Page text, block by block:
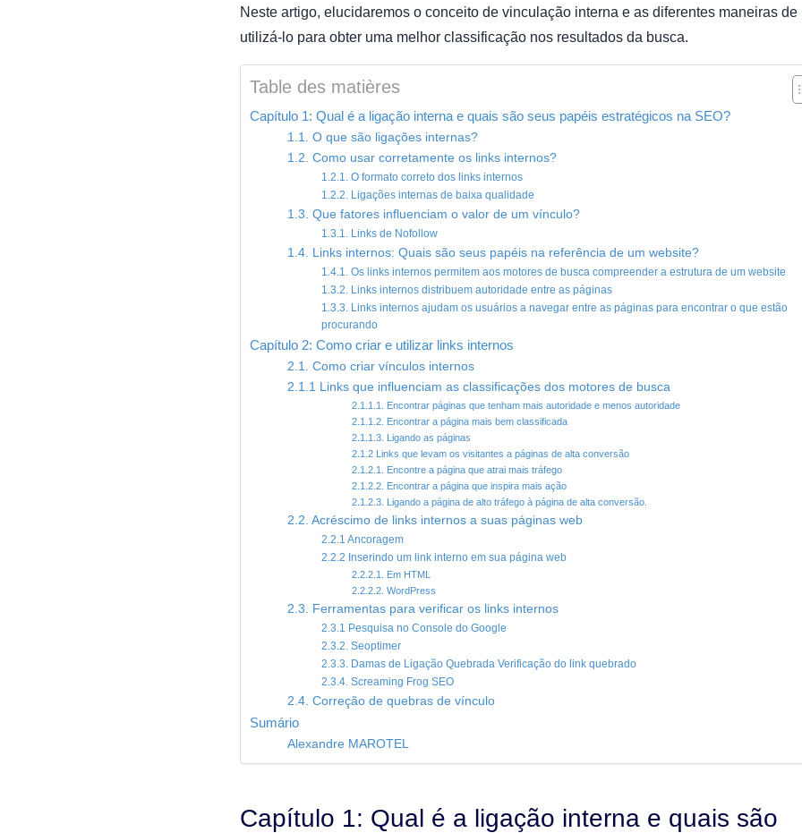
Neste artigo, elucidaremos o conceito de vinculação interna e as diferentes maneiras de
utilizá-lo para obter uma melhor classificação nos resultados da busca.
Table des matières
Capítulo 1: Qual é a ligação interna e quais são seus papéis estratégicos na SEO?
1.1. O que são ligações internas?
1.2. Como usar corretamente os links internos?
1.2.1. O formato correto dos links internos
1.2.2. Ligações internas de baixa qualidade
1.3. Que fatores influenciam o valor de um vínculo?
1.3.1. Links de Nofollow
1.4. Links internos: Quais são seus papéis na referência de um website?
1.4.1. Os links internos permitem aos motores de busca compreender a estrutura de um website
1.3.2. Links internos distribuem autoridade entre as páginas
1.3.3. Links internos ajudam os usuários a navegar entre as páginas para encontrar o que estão
procurando
Capítulo 2: Como criar e utilizar links internos
2.1. Como criar vínculos internos
2.1.1 Links que influenciam as classificações dos motores de busca
2.1.1.1. Encontrar páginas que tenham mais autoridade e menos autoridade
2.1.1.2. Encontrar a página mais bem classificada
2.1.1.3. Ligando as páginas
2.1.2 Links que levam os visitantes a páginas de alta conversão
2.1.2.1. Encontre a página que atrai mais tráfego
2.1.2.2. Encontrar a página que inspira mais ação
2.1.2.3. Ligando a página de alto tráfego à página de alta conversão.
2.2. Acréscimo de links internos a suas páginas web
2.2.1 Ancoragem
2.2.2 Inserindo um link interno em sua página web
2.2.2.1. Em HTML
2.2.2.2. WordPress
2.3. Ferramentas para verificar os links internos
2.3.1 Pesquisa no Console do Google
2.3.2. Seoptimer
2.3.3. Damas de Ligação Quebrada Verificação do link quebrado
2.3.4. Screaming Frog SEO
2.4. Correção de quebras de vínculo
Sumário
Alexandre MAROTEL
Capítulo 1: Qual é a ligação interna e quais são